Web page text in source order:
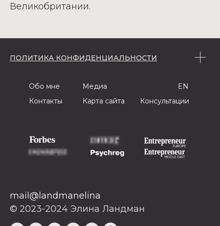
Великобритании.
ПОЛИТИКА КОНФИДЕНЦИАЛЬНОСТИ
Обо мне
Медиа
Консультации
Контакты
EN
Карта сайта
mail@landmanelina
© 2023-2024 Элина Ландман